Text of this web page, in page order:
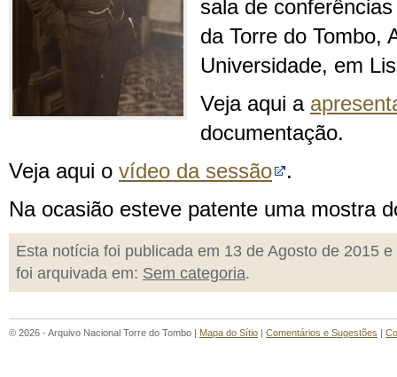
sala de
da Torre do Tombo,
Universidade, em
Veja aqui a
documentação.
Veja aqui o vídeo da sessão
.
Na ocasião esteve patente uma mostra
Esta notícia foi publicada em 13 de Agosto de 2015 e
foi arquivada em: Sem categoria.
© 2026 - Arquivo Nacional Torre do Tombo | Mapa do Sítio | Comentários e Sugestões |